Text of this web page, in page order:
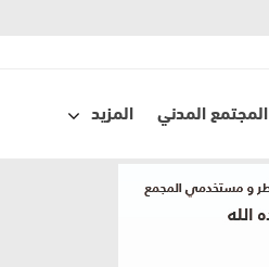
المجتمع المدني المزيد